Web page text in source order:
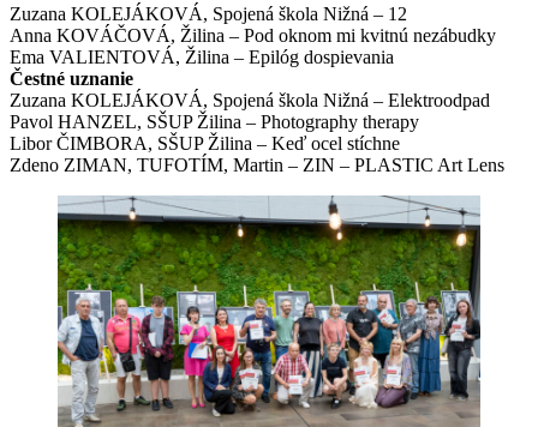
Zuzana KOLEJÁKOVÁ, Spojená škola Nižná – 12
Anna KOVÁČOVÁ, Žilina – Pod oknom mi kvitnú nezábudky
Ema VALIENTOVÁ, Žilina – Epilóg dospievania
Čestné uznanie
Zuzana KOLEJÁKOVÁ, Spojená škola Nižná – Elektroodpad
Pavol HANZEL, SŠUP Žilina – Photography therapy
Libor ČIMBORA, SŠUP Žilina – Keď ocel stíchne
Zdeno ZIMAN, TUFOTÍM, Martin – ZIN – PLASTIC Art Lens